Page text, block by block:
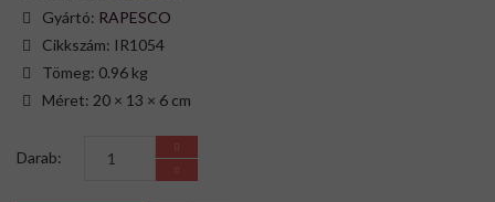
Gyártó: RAPESCO
Cikkszám: IR1054
Tömeg: 0.96 kg
Méret: 20 × 13 × 6 cm
Darab: